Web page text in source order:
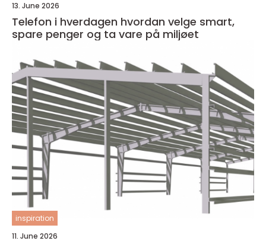
13. June 2026
Telefon i hverdagen hvordan velge smart,
spare penger og ta vare på miljøet
inspiration
11. June 2026